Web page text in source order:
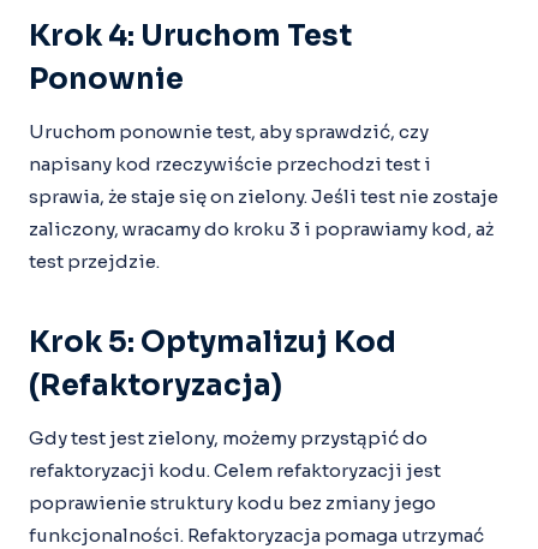
Krok 4: Uruchom Test
Ponownie
Uruchom ponownie test, aby sprawdzić, czy
napisany kod rzeczywiście przechodzi test i
sprawia, że staje się on zielony. Jeśli test nie zostaje
zaliczony, wracamy do kroku 3 i poprawiamy kod, aż
test przejdzie.
Krok 5: Optymalizuj Kod
(Refaktoryzacja)
Gdy test jest zielony, możemy przystąpić do
refaktoryzacji kodu. Celem refaktoryzacji jest
poprawienie struktury kodu bez zmiany jego
funkcjonalności. Refaktoryzacja pomaga utrzymać